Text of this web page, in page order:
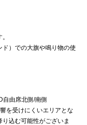
）での大旗や鳴り物の使
由席北側/南側
を受けにくいエリアとな
込む可能性がございま